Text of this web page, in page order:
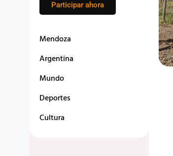
Participar ahora
Mendoza
Argentina
Mundo
Deportes
Cultura